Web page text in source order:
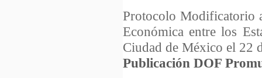
Protocolo Modificatorio
Económica entre los
Ciudad de México el 22
Publicación DOF